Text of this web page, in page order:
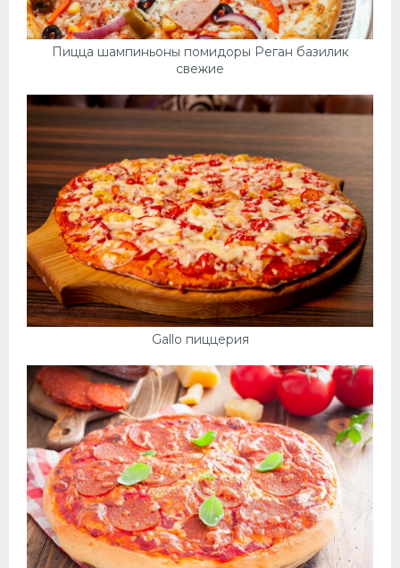
Пицца шампиньоны помидоры Реган базилик
свежие
Gallo пиццерия